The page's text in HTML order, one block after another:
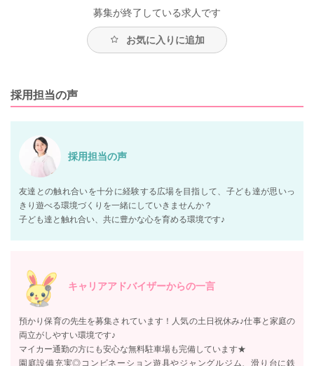
募集が終了している求人です
お気に入りに追加
採用担当の声
採用担当の声
友達との触れ合いを十分に経験する広場を目指して、子ども達が思いっ
きり遊べる環境づくりを一緒にしていきませんか？
子ども達と触れ合い、共に豊かな心を育める環境です♪
キャリアアドバイザーからの一言
預かり保育の先生を募集されています！人気の土日祝休み♪仕事と家庭の
両立がしやすい環境です♪
マイカー通勤の方にも安心な無料駐車場も完備しています★
園庭設備充実◎コンビネーション遊具やジャングルジム、滑り台に鉄